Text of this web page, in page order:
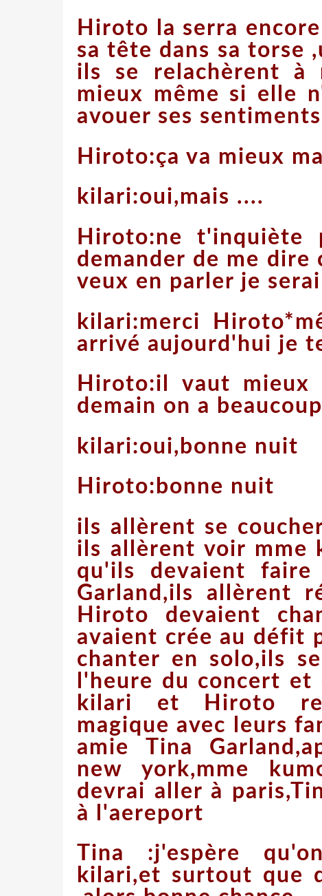
Hiroto la serra
sa tête dans sa torse
ils se relachèrent à
mieux même si elle
avouer ses sentiments
Hiroto:ça va mieux
kilari:oui,mais ....
Hiroto:ne
demander de me dire
veux en parler je
kilari:merci
arrivé aujourd'hui je
Hiroto:il vaut mieux
demain on a
kilari:oui,bonne nuit
Hiroto:bonne nuit
ils allèrent se
ils allèrent voir mme
qu'ils devaient
Garland,ils allèrent
Hiroto devaient
avaient crée au défit
chanter en solo,ils
l'heure du concert
kilari et Hiroto
magique avec leurs
amie Tina
new york,mme
devrai aller à
à l'aereport
Tina :j'espère
kilari,et surtout que